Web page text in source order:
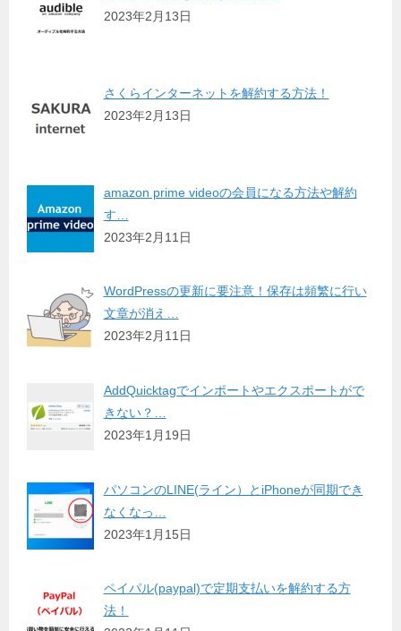
2023年2月13日
さくらインターネットを解約する方法！
2023年2月13日
amazon prime videoの会員になる方法や解約
す…
2023年2月11日
WordPressの更新に要注意！保存は頻繁に行い
文章が消え…
2023年2月11日
AddQuicktagでインポートやエクスポートがで
きない？…
2023年1月19日
パソコンのLINE(ライン）とiPhoneが同期でき
なくなっ…
2023年1月15日
ペイパル(paypal)で定期支払いを解約する方
法！